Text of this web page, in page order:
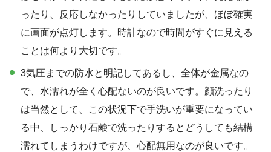
ったり、反応しなかったりしていましたが、ほぼ確実
に画面が点灯します。時計なので時間がすぐに見える
ことは何より大切です。
3気圧までの防水と明記してあるし、全体が金属なの
で、水濡れが全く心配ないのが良いです。顔洗ったり
は当然として、この状況下で手洗いが重要になってい
る中、しっかり石鹸で洗ったりするとどうしても結構
濡れてしまうわけですが、心配無用なのが良いです。